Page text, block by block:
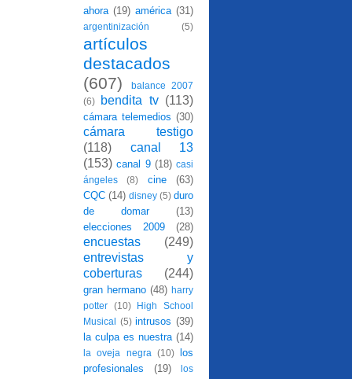
ahora (19) américa (31)
argentinización (5)
artículos
destacados
(607)
balance 2007
(6)
bendita tv (113)
cámara telemedios (30)
cámara testigo
(118)
canal 13
(153) canal 9 (18) casi
ángeles
(8) cine
(63)
CQC (14) disney (5) duro
de domar
(13)
elecciones 2009
(28)
encuestas
(249)
entrevistas y
coberturas
(244)
gran hermano (48) harry
potter
(10)
High School
Musical (5) intrusos (39)
la culpa es nuestra (14)
la oveja negra (10)
los
profesionales
(19)
los